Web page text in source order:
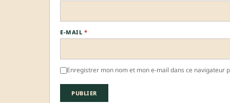
E-MAIL *
Enregistrer mon nom et mon e-mail dans ce navigateur